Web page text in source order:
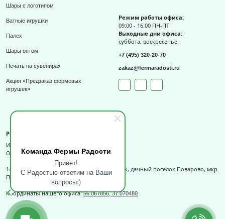
Команда Фермы Радости
Привет!
С Радостью ответим на Ваши
вопросы:)
Шары с логотипом
Ватные игрушки
Палех
Шары оптом
Печать на сувенирах
Акция «Предзаказ формовых
игрушек»
Режим работы офиса:
09:00 - 16:00 ПН-ПТ
Выходные дни офиса:
суббота, воскресенье.
+7 (495) 320-20-70
zakaz@fermaradosti.ru
Реквизиты
ИП Слизов Е.П.
ОГРНИП: 324508100709727,
141540, Московская обл., г.о. Солнечногорск, дачный поселок Поварово, мкр.
Поваровка, д.12, к.1.
Координаты нашего офиса:56.067856, 37.070480